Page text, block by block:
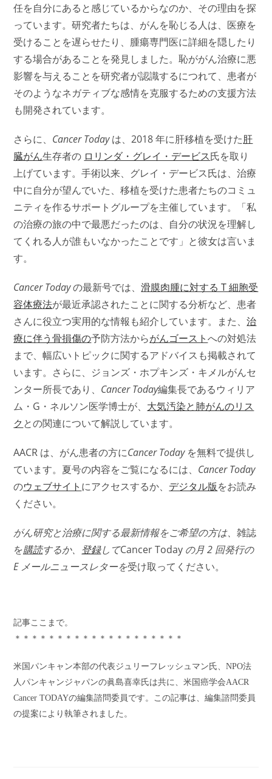
任を自分にあると感じているからなのか、その理由を探
っています。研究者たちは、がんを恥じる人は、医療を
受けることを遅らせたり、腫瘍専門医に詳細を隠したり
する場合があることを発見しました。恥ががん治療に悪
影響を与えることを研究者が認識するにつれて、患者が
そのようなネガティブな感情を克服するための支援方法
も開発されています。
さらに、 Cancer Todayは、2018 年に肝移植を受けた肝
臓がん生存者の ロリンダ・グレイ・デービス氏を取り
上げています。手術以来、グレイ・デービス氏は、治療
中に自分が望んでいた、移植を受けた患者たちのコミュ
ニティを作るサポートグループを主催しています。「私
の治療の旅の中で最悪だったのは、自分の状況を理解し
てくれる人が誰もいなかったことです」と彼女は言いま
す。
Cancer Todayの最新号では、滑膜肉腫に対する T 細胞受
容体療法が最近承認されたことに関する分析など、患者
さんに役立つ実用的な情報も紹介しています。また、治
療に伴う骨損傷の予防方法からがんゴーストへの対処法
まで、幅広いトピックに関するアドバイスも掲載されて
います。さらに、ジョンズ・ホプキンズ・キメルがんセ
ンター所長であり、 Cancer Today編集長であるウィリア
ム・G・ネルソン医学博士が、 大気汚染と肺がんのリス
ク との関連について解説しています。
AACR は、がん患者の方にCancer Todayを無料で提供し
ています。夏号の内容をご覧になるには、 Cancer Today
のウェブサイト にアクセスするか、 デジタル版をお読み
ください。
がん研究と治療に関する最新情報をご希望の方は、雑誌
を購読するか、 登録してCancer Today の月 2 回発行の
E メールニュースレターを受け取ってください。
記事ここまで。
＊＊＊＊＊＊＊＊＊＊＊＊＊＊＊＊＊＊＊＊
米国パンキャン本部の代表ジュリーフレッシュマン氏、NPO法
人パンキャンジャパンの眞島喜幸氏は共に、米国癌学会AACR
Cancer TODAYの編集諮問委員です。この記事は、編集諮問委員
の提案により執筆されました。